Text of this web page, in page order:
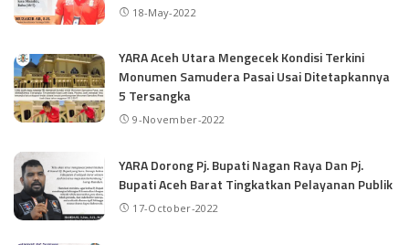
18-May-2022
YARA Aceh Utara Mengecek Kondisi Terkini
Monumen Samudera Pasai Usai Ditetapkannya
5 Tersangka
9-November-2022
YARA Dorong Pj. Bupati Nagan Raya Dan Pj.
Bupati Aceh Barat Tingkatkan Pelayanan Publik
17-October-2022